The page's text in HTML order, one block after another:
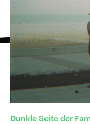
Dunkle Seite der